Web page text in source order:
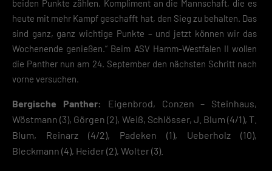
beiden Punkte zählen. Kompliment an die Mannschaft, die es
heute mit mehr Kampf geschafft hat, den Sieg zu behalten. Das
sind ganz, ganz wichtige Punkte – und jetzt können wir das
Wochenende genießen.“ Beim ASV Hamm-Westfalen II wollen
die Panther nun am 24. September den nächsten Schritt nach
vorne versuchen.
Bergische Panther: Eigenbrod, Conzen – Steinhaus,
Wöstmann (3), Görgen (2), Weiß, Schlösser, J. Blum (4/1), T.
Blum, Reinarz (4/2), Padeken (1), Ueberholz (10),
Bleckmann (4), Heider (2), Wolter (3).
Zustimmung zur Cookie-Verwendung unser Angebot nicht nutzen
Wenn du unter 16 Jahre alt bist und deine Zustimmung zu freiwilligen
Diensten geben möchtest, musst du deine Erziehungsberechtigten um
Erlaubnis bitten.
Hier finden Sie eine Übersicht über alle verwendeten Cookies. Sie
Ihre Einwilligung zu ganzen Kategorien geben oder sich weitere
auswählen.
Speichern
Zurück